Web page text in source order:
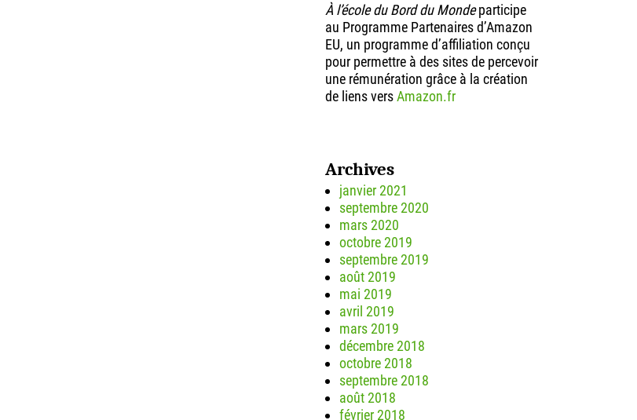
À l’école du Bord du Mondeparticipe
au Programme Partenaires d’Amazon
EU, un programme d’affiliation conçu
pour permettre à des sites de percevoir
une rémunération grâce à la création
de liens versAmazon.fr
Archives
janvier 2021
septembre 2020
mars 2020
octobre 2019
septembre 2019
août 2019
mai 2019
avril 2019
mars 2019
décembre 2018
octobre 2018
septembre 2018
août 2018
février 2018